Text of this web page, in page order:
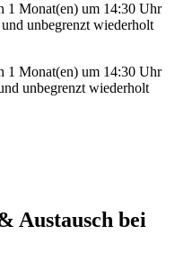
1 Monat(en) um 14:30 Uhr
unbegrenzt wiederholt
1 Monat(en) um 14:30 Uhr
unbegrenzt wiederholt
Austausch bei